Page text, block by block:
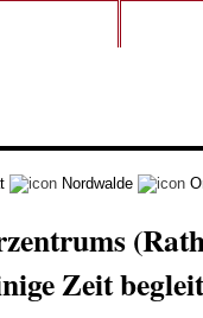
Nordwalde
Zeit